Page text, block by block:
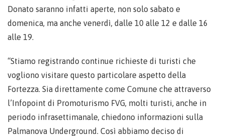
Donato saranno infatti aperte, non solo sabato e
domenica, ma anche venerdì, dalle 10 alle 12 e dalle 16
alle 19.
“Stiamo registrando continue richieste di turisti che
vogliono visitare questo particolare aspetto della
Fortezza. Sia direttamente come Comune che attraverso
l’Infopoint di Promoturismo FVG, molti turisti, anche in
periodo infrasettimanale, chiedono informazioni sulla
Palmanova Underground. Così abbiamo deciso di